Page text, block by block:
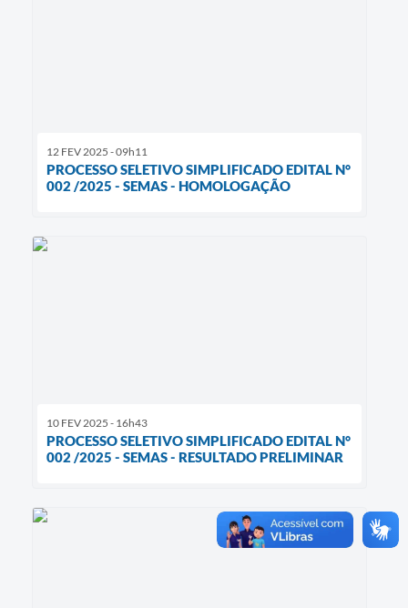
12 FEV 2025 - 09h11
PROCESSO SELETIVO SIMPLIFICADO EDITAL N°
002 /2025 - SEMAS - HOMOLOGAÇÃO
10 FEV 2025 - 16h43
PROCESSO SELETIVO SIMPLIFICADO EDITAL N°
002 /2025 - SEMAS - RESULTADO PRELIMINAR